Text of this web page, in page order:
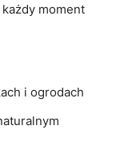
moment
i ogrodach